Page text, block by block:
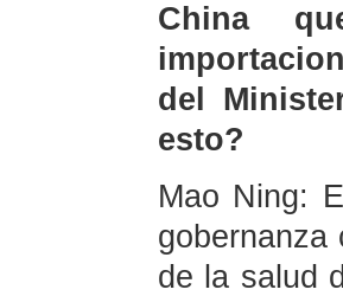
China
del
esto?
Mao Ning:
gobernanza
de la salud